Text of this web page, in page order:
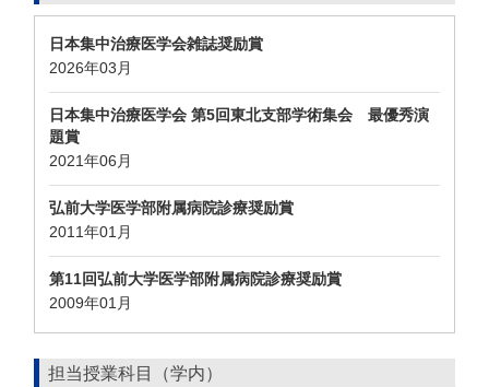
日本集中治療医学会雑誌奨励賞
2026年03月
日本集中治療医学会 第5回東北支部学術集会 最優秀演
題賞
2021年06月
弘前大学医学部附属病院診療奨励賞
2011年01月
第11回弘前大学医学部附属病院診療奨励賞
2009年01月
担当授業科目（学内）